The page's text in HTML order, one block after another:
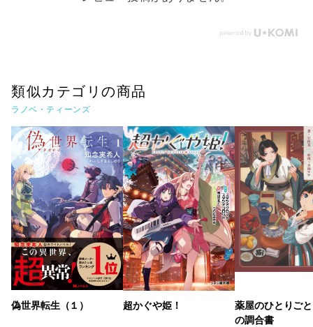
類似カテゴリの商品
ラノベ・ティーンズ
偽世界転生（１） 超かぐや姫！
薬屋のひとりご
の調合書